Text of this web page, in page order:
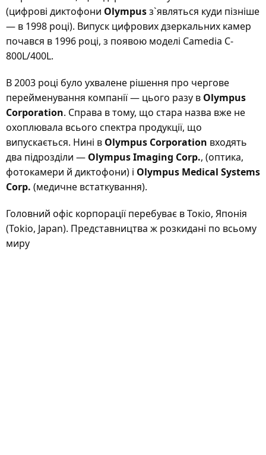
(цифрові диктофони Olympusз`являться куди пізніше
— в 1998 році). Випуск цифрових дзеркальних камер
почався в 1996 році, з появою моделі Camedia C-
800L/400L.
В 2003 році було ухвалене рішення про чергове
перейменування компанії — цього разу в Olympus
Corporation. Справа в тому, що стара назва вже не
охоплювала всього спектра продукції, що
випускається. Нині в Olympus Corporation входять
два підрозділи — Olympus Imaging Corp., (оптика,
фотокамери й диктофони) і Olympus Medical Systems
Corp. (медичне встаткування).
Головний офіс корпорації перебуває в Токіо, Японія
(Tokio, Japan). Представництва ж розкидані по всьому
миру